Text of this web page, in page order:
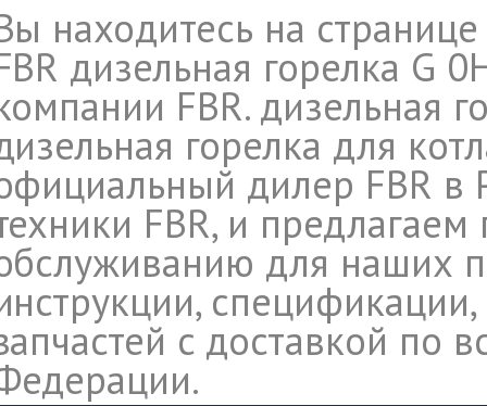
находитесь на
дизельная горелка G
FBR. дизельная
горелка для
дилер FBR
FBR, и
для наших
c доставкой по